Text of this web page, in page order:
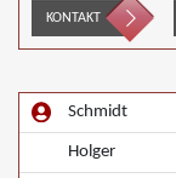
KONTAKT
Schmidt
Holger